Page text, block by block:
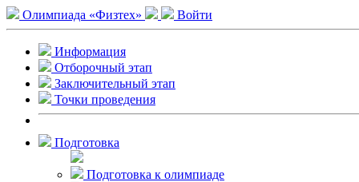
Олимпиада «Физтех» Войти
Информация
Отборочный этап
Заключительный этап
Точки проведения
Подготовка
Подготовка к олимпиаде